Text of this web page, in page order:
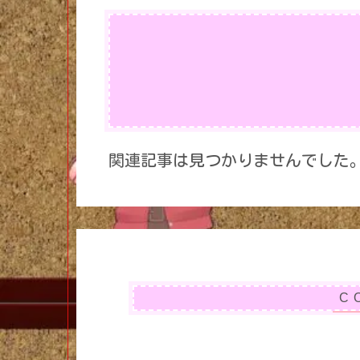
関連記事は見つかりませんでした